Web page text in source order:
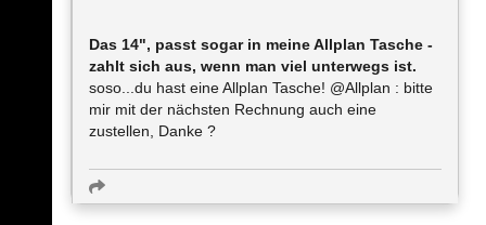
Das 14", passt sogar in meine Allplan Tasche -
zahlt sich aus, wenn man viel unterwegs ist.
soso...du hast eine Allplan Tasche! @Allplan : bitte
mir mit der nächsten Rechnung auch eine
zustellen, Danke ?